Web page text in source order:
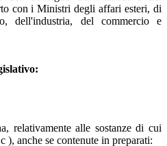
con i Ministri degli affari esteri, di
dell'industria, del commercio e
relativamente alle sostanze di cui
), anche se contenute in preparati: